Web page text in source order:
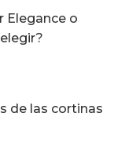
Elegance o
de las cortinas